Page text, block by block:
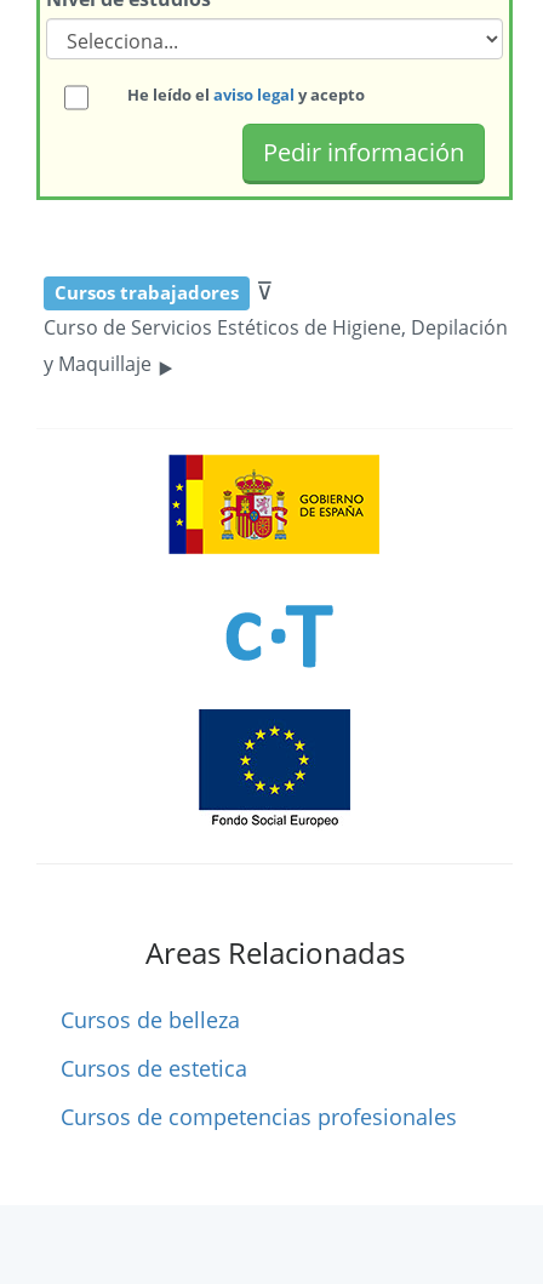
He leído el aviso legal y acepto
Cursos trabajadores ⊽
Curso de Servicios Estéticos de Higiene, Depilación
y Maquillaje ‣
Areas Relacionadas
Cursos de belleza
Cursos de estetica
Cursos de competencias profesionales